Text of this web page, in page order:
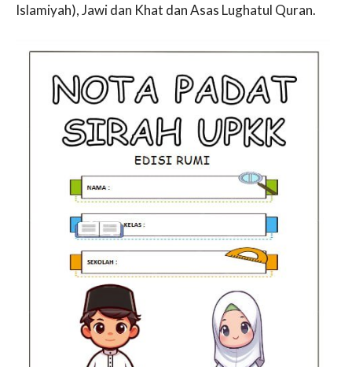
Islamiyah), Jawi dan Khat dan Asas Lughatul Quran.